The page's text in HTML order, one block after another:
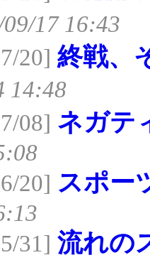
17 16:43
20] 終戦、
14:48
08] ネガテ
20] スポー
31] 流れの